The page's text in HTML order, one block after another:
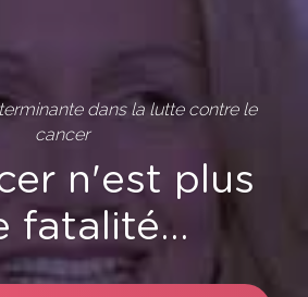
dans la lutte contre le
cancer
n'est plus
fatalité...